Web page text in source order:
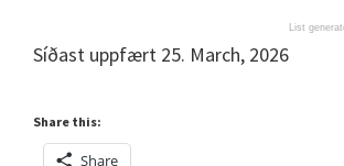
List
Síðast uppfært 25. March, 2026
Share this:
Share